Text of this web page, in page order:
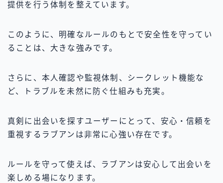
提供を行う体制を整えています。
このように、明確なルールのもとで安全性を守ってい
ることは、大きな強みです。
さらに、本人確認や監視体制、シークレット機能な
ど、トラブルを未然に防ぐ仕組みも充実。
真剣に出会いを探すユーザーにとって、安心・信頼を
重視するラブアンは非常に心強い存在です。
ルールを守って使えば、ラブアンは安心して出会いを
楽しめる場になります。